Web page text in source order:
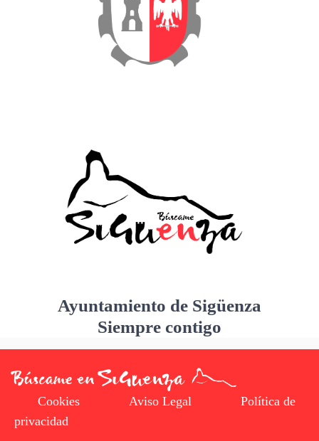
Ayuntamiento de Sigüenza
Siempre contigo
Cookies Aviso Legal
Política de
privacidad